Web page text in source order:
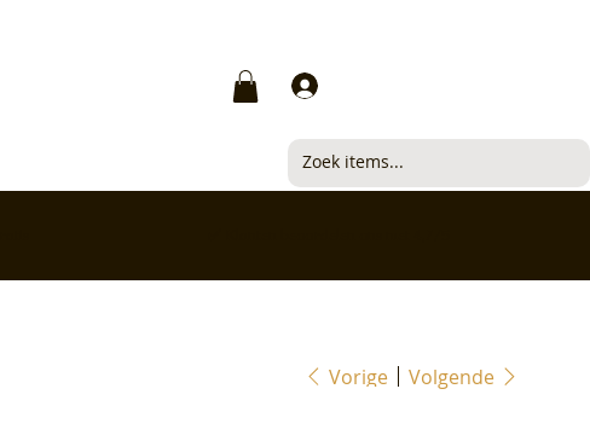
Vorige Volgende